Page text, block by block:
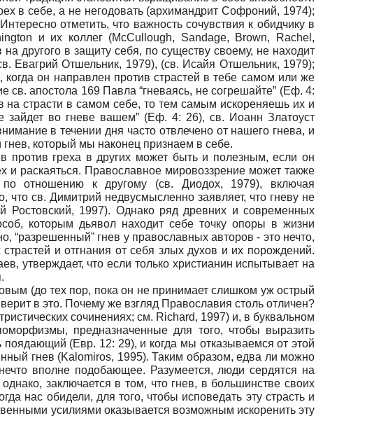
в себе, а не негодовать (архимандрит Софроний, 1974);
отметить, что важность сочувствия к обидчику в
и их коллег (McCullough, Sandage, Brown, Rachel,
другого в защиту себя, по существу своему, не находит
Евагрий Отшельник, 1979), (св. Исайя Отшельник, 1979);
он направлен против страстей в тебе самом или же
апостола 169 Павла “гневаясь, не согрешайте” (Еф. 4:
на страсти в самом себе, то тем самым искореняешь их и
зайдет во гневе вашем” (Еф. 4: 26), св. Иоанн Златоуст
в течении дня часто отвлечено от нашего гнева, и
который мы наконец признаем в себе.
против греха в других может быть и полезным, если он
и раскаяться. Православное мировоззрение может также
по отношению к другому (св. Диодох, 1979), включая
св. Димитрий недвусмысленно заявляет, что гневу не
Ростовский, 1997). Однако ряд древних и современных
которым дьявол находит себе точку опоры в жизни
“разрешенный” гнев у православных авторов - это нечто,
и отгнания от себя злых духов и их порождений.
утверждает, что если только христианин испытывает на
(до тех пор, пока он не принимает слишком уж острый
в это. Почему же взгляд Православия столь отличен?
сочинениях; см. Richard, 1997) и, в буквальном
предназначенные для того, чтобы выразить
(Евр. 12: 29), и когда мы отказываемся от этой
гнев (Kalomiros, 1995). Таким образом, едва ли можно
вполне подобающее. Разумеется, люди сердятся на
заключается в том, что гнев, в большинстве своих
нас обидели, для того, чтобы исповедать эту страсть и
усилиями оказывается возможным искоренить эту